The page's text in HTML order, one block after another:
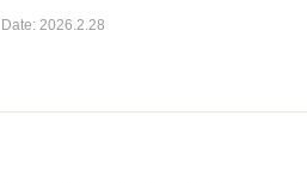
设的时候要重点注意哪几个方面呢？ 外贸网站建设如何做,怎样才可以建
Date: 2026.2.28